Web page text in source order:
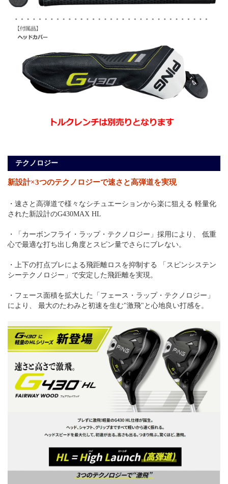
テクノロジー
新設計×3つのテクノロジーで速さと高弾道を実現
・速さと高弾道で様々なシチュエーションから楽に狙える 軽量化
された新設計のG430MAX HL
・「カーボンフライ・ラップ・テクノロジー」採用により、 低重
心で最適な打ち出し角度とスピン量でさらにブレない。
・上下の打点ブレによる飛距離ロスを抑制する 「スピンシステン
シーテクノロジー」で安定した飛距離を実現。
・フェース面積を拡大した「フェース・ラップ・テクノロジー」
により、 最大のたわみと初速を生む"激飛"と心地良い打感を。